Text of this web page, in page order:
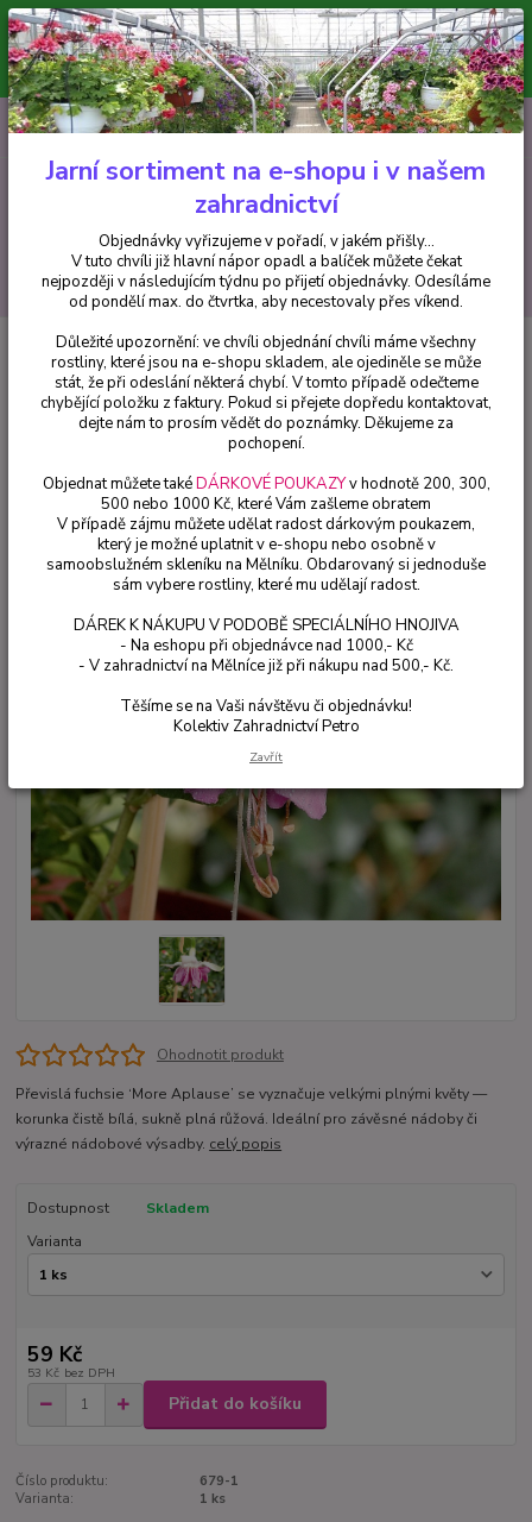
Minimální hodnota pro odeslání z e-shopu je 300 Kč.
V tuto chvíli již hlavní nápor objednávek opadl a balíček můžete čekat
nejpozději v následujícím týdnu po přijetí objednávky. Objednávky
vyřizujeme v pořadí, v jakém přišly...
CZK
Hledat
+420 602 223 614 0ks
za0 Kč
Fuchsie More Aplause Fuchsie - 1 ks
More Aplause Fuchsie - 1 ks
Ohodnotit produkt
Převislá fuchsie ‘More Aplause’ se vyznačuje velkými plnými květy —
korunka čistě bílá, sukně plná růžová. Ideální pro závěsné nádoby či
výrazné nádobové výsadby. celý popis
Dostupnost
Skladem
Varianta
59 Kč
53 Kč bez DPH
Přidat do košíku
Číslo produktu:
679-1
Varianta:
1 ks
Jarní sortiment na e-shopu i v našem
zahradnictví
Objednávky vyřizujeme v pořadí, v jakém přišly...
V tuto chvíli již hlavní nápor opadl a balíček můžete čekat
nejpozději v následujícím týdnu po přijetí objednávky. Odesíláme
od pondělí max. do čtvrtka, aby necestovaly přes víkend.
Důležité upozornění: ve chvíli objednání chvíli máme všechny
rostliny, které jsou na e-shopu skladem, ale ojediněle se může
stát, že při odeslání některá chybí. V tomto případě odečteme
chybějící položku z faktury. Pokud si přejete dopředu kontaktovat,
dejte nám to prosím vědět do poznámky. Děkujeme za
pochopení.
Objednat můžete takéDÁRKOVÉ POUKAZYv hodnotě 200, 300,
500 nebo 1000 Kč, které Vám zašleme obratem
V případě zájmu můžete udělat radost dárkovým poukazem,
který je možné uplatnit v e-shopu nebo osobně v
samoobslužném skleníku na Mělníku. Obdarovaný si jednoduše
sám vybere rostliny, které mu udělají radost.
DÁREK K NÁKUPU V PODOBĚ SPECIÁLNÍHO HNOJIVA
- Na eshopu při objednávce nad 1000,- Kč
- V zahradnictví na Mělníce již při nákupu nad 500,- Kč.
Těšíme se na Vaši návštěvu či objednávku!
Kolektiv Zahradnictví Petro
Zavřít